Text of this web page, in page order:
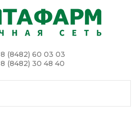
8 (8482) 60 03 03
8 (8482) 30 48 40